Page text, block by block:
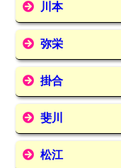
川本
弥栄
掛合
斐川
松江